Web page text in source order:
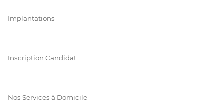
Implantations
Inscription Candidat
Nos Services à Domicile